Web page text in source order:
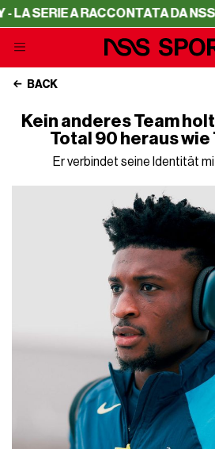
A RACCONTATA DA NSS SPORTS
BACK
Kein anderes Team
Total 90 heraus
Er verbindet seine Identität